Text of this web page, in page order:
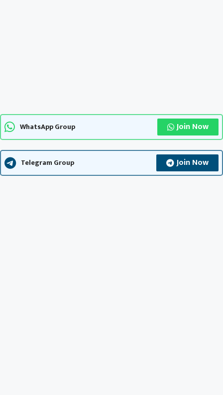
WhatsApp Group Join Now
Telegram Group Join Now